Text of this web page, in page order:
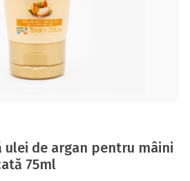
ulei de argan pentru mâini
75ml